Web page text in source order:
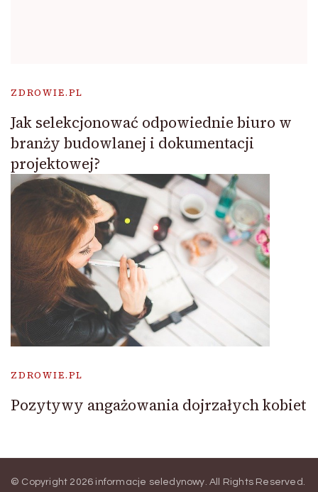
ZDROWIE.PL
Jak selekcjonować odpowiednie biuro w
branży budowlanej i dokumentacji
projektowej?
ZDROWIE.PL
Pozytywy angażowania dojrzałych kobiet
© Copyright 2026 informacje seledynowy. All Rights Reserved.